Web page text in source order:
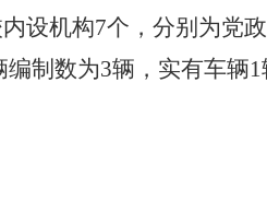
设机构7个 ， 分别为党
编制数为3辆，实有车辆1